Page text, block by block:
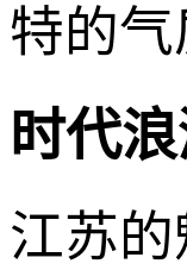
特的
时代
江苏